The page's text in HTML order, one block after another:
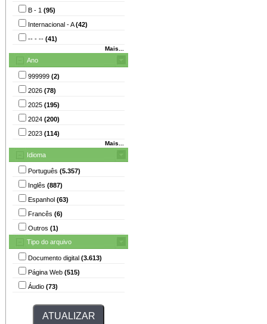
B - 1 (95)
Internacional - A(42)
-- - -- (41)
Mais...
Ano
999999 (2)
2026 (78)
2025 (195)
2024 (200)
2023 (114)
Mais...
Idioma
Português (5.357)
Inglês (887)
Espanhol (63)
Francês (6)
Outros (1)
Tipo do arquivo
Documento digital (3.613)
Página Web (515)
Áudio (73)